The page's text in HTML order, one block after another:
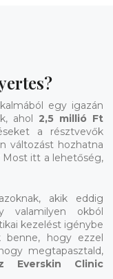
egy igazán
ahol 2,5 millió Ft
a résztvevők
változást hozhatna
Most itt a lehetőség,
akik eddig
valamilyen okból
kezelést igénybe
benne, hogy ezzel
megtapasztald,
Everskin Clinic